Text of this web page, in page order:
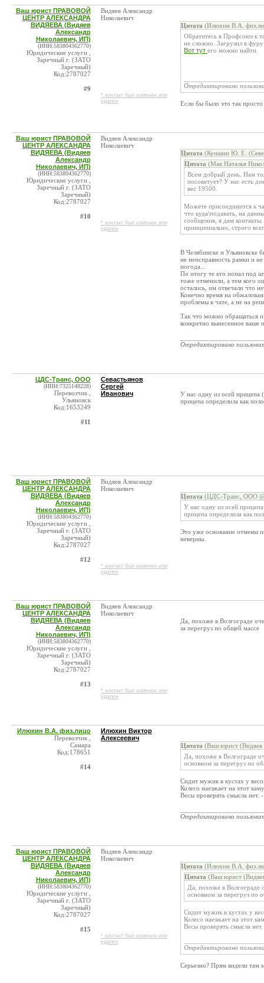
Ваш юрист ПРАВОВОЙ
ЦЕНТР АЛЕКСАНДРА
ВИДЯЕВА (Видяев
Александр
Николаевич, ИП)
(ИНН:583804362770)
Юридические услуги ,
Заречный г. (ЗАТО
Заречный)
Код:2787027
#9
Видяев Александр
Николаевич
* контакт был изменен или
удален
Цитата (Илюхин В.А.
Обратитесь в Профсоюз к
не сложно. Загрузил в
Вот тут его можно найти.
Отредактировано
Если бы было это так
Ваш юрист ПРАВОВОЙ
ЦЕНТР АЛЕКСАНДРА
ВИДЯЕВА (Видяев
Александр
Николаевич, ИП)
(ИНН:583804362770)
Юридические услуги ,
Заречный г. (ЗАТО
Заречный)
Код:2787027
#10
Видяев Александр
Николаевич
* контакт был изменен или
удален
Цитата (Куншин Ю. Е.
Цитата (Мак Наталья
Всем добрый день. Нам
посоветует? У нас есть
вес 19500.
Можете присоединится к
что куда\подавать, на
сообщения, я дам
принципиально, строго
В Челябинске и Ульяновске
не неисправность рамки и
погода...
По итогу те кто попал под
тоже отменили, а тем кого
остались, им отвечали что
Конечно время на
проблемы в чате, а не на
Так что можно обращаться
конкретно вынесенное ваше
Отредактировано
ЦДС-Транс, ООО
(ИНН:7325148228)
Перевозчик ,
Ульяновск
Код:1653249
#11
Севастьянов
Сергей
Иванович
У нас одну из осей прицепа
прицепа определила как
Ваш юрист ПРАВОВОЙ
ЦЕНТР АЛЕКСАНДРА
ВИДЯЕВА (Видяев
Александр
Николаевич, ИП)
(ИНН:583804362770)
Юридические услуги ,
Заречный г. (ЗАТО
Заречный)
Код:2787027
#12
Видяев Александр
Николаевич
* контакт был изменен или
удален
Цитата (ЦДС-Транс, ООО
У нас одну из осей
прицепа определила как
Это уже основание отмены
неверны.
Ваш юрист ПРАВОВОЙ
ЦЕНТР АЛЕКСАНДРА
ВИДЯЕВА (Видяев
Александр
Николаевич, ИП)
(ИНН:583804362770)
Юридические услуги ,
Заречный г. (ЗАТО
Заречный)
Код:2787027
#13
Видяев Александр
Николаевич
* контакт был изменен или
удален
Да, похоже в Волгограде
за перегруз по общей массе
Илюхин В.А. физ.лицо
Перевозчик ,
Самара
Код:178651
#14
Илюхин Виктор
Алексеевич
Цитата (Ваш юрист (Видяев
Да, похоже в Волгограде
основном за перегруз по
Сидит мужик в кустах у
Колесо наезжает на этот
Весы проверять смысла
Отредактировано
Ваш юрист ПРАВОВОЙ
ЦЕНТР АЛЕКСАНДРА
ВИДЯЕВА (Видяев
Александр
Николаевич, ИП)
(ИНН:583804362770)
Юридические услуги ,
Заречный г. (ЗАТО
Заречный)
Код:2787027
#15
Видяев Александр
Николаевич
* контакт был изменен или
удален
Цитата (Илюхин В.А.
Цитата (Ваш юрист
Да, похоже в Волгограде
основном за перегруз по
Сидит мужик в кустах у
Колесо наезжает на этот
Весы проверять смысла
Отредактировано
Серьезно? Прям видели